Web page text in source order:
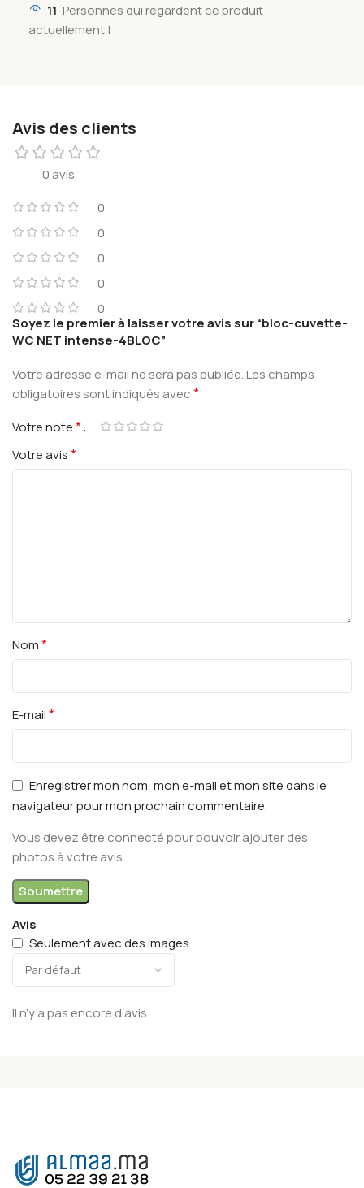
11 Personnes qui regardent ce produit
actuellement !
Avis des clients
0 avis
0
0
0
0
0
Avis
Seulement avec des images
Il n’y a pas encore d’avis.
Soyez le premier à laisser votre avis sur “bloc-cuvette-
WC NET intense-4BLOC”
Votre adresse e-mail ne sera pas publiée.Les champs
obligatoires sont indiqués avec*
Votre note*
Votre avis*
Nom*
E-mail*
Enregistrer mon nom, mon e-mail et mon site dans le
navigateur pour mon prochain commentaire.
Vous devez être connecté pour pouvoir ajouter des
photos à votre avis.